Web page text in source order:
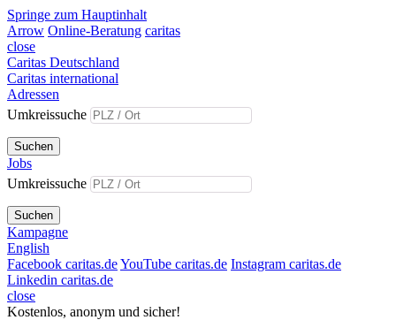
Springe zum Hauptinhalt
Arrow Online-Beratung caritas
close
Caritas Deutschland
Caritas international
Adressen
Umkreissuche
Suchen
Jobs
Umkreissuche
Suchen
Kampagne
English
Facebook caritas.deYouTube caritas.de Instagram caritas.de
Linkedin caritas.de
close
Kostenlos, anonym und sicher!